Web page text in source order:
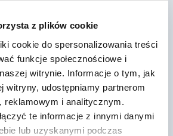
z plików cookie
cookie do spersonalizowania treści
funkcje społecznościowe i
witrynie. Informacje o tym, jak
witryny, udostępniamy partnerom
reklamowym i analitycznym.
te informacje z innymi danymi
lub uzyskanymi podczas